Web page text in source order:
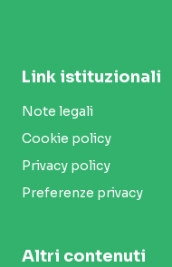
Link istituzionali
Note legali
Cookie policy
Privacy policy
Preferenze privacy
Altri contenuti